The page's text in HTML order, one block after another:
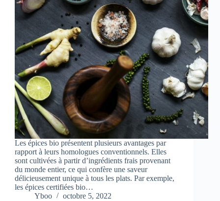
Les épices bio présentent plusieurs avantages par
rapport à leurs homologues conventionnels. Elles
sont cultivées à partir d’ingrédients frais provenant
du monde entier, ce qui confère une saveur
délicieusement unique à tous les plats. Par exemple,
les épices certifiées bio…
Yboo
octobre 5, 2022